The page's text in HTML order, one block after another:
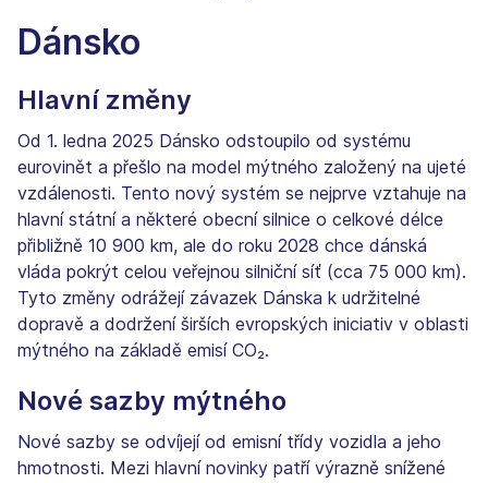
Dánsko
Hlavní změny
Od 1. ledna 2025 Dánsko odstoupilo od systému
eurovinět a přešlo na model mýtného založený na ujeté
vzdálenosti. Tento nový systém se nejprve vztahuje na
hlavní státní a některé obecní silnice o celkové délce
přibližně 10 900 km, ale do roku 2028 chce dánská
vláda pokrýt celou veřejnou silniční síť (cca 75 000 km).
Tyto změny odrážejí závazek Dánska k udržitelné
dopravě a dodržení širších evropských iniciativ v oblasti
mýtného na základě emisí CO₂.
Nové sazby mýtného
Nové sazby se odvíjejí od emisní třídy vozidla a jeho
hmotnosti. Mezi hlavní novinky patří výrazně snížené